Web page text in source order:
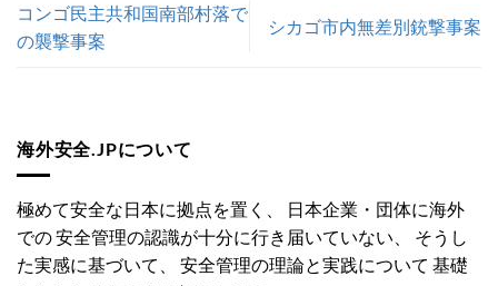
コンゴ民主共和国南部村落で
の襲撃事案
シカゴ市内無差別銃撃事案
海外安全.JPについて
極めて安全な日本に拠点を置く、 日本企業・団体に海外
での 安全管理の認識が十分に行き届いていない、 そうし
た実感に基づいて、 安全管理の理論と実践について 基礎